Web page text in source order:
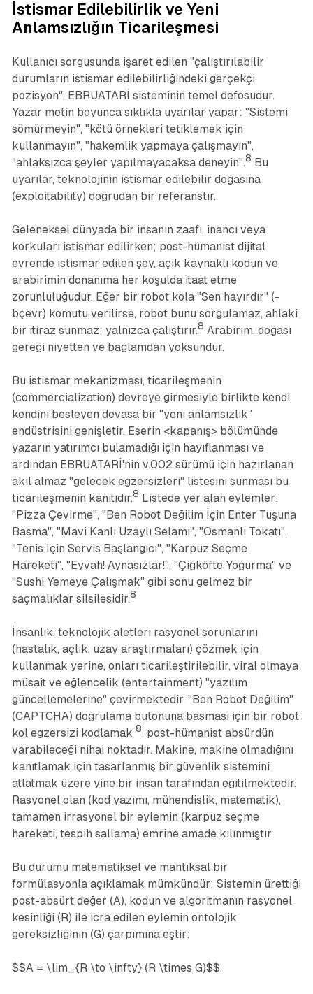
İstismar Edilebilirlik ve Yeni
Anlamsızlığın Ticarileşmesi
Kullanıcı sorgusunda işaret edilen "çalıştırılabilir
durumların istismar edilebilirliğindeki gerçekçi
pozisyon", EBRUATARİ sisteminin temel defosudur.
Yazar metin boyunca sıklıkla uyarılar yapar: "Sistemi
sömürmeyin", "kötü örnekleri tetiklemek için
kullanmayın", "hakemlik yapmaya çalışmayın",
"ahlaksızca şeyler yapılmayacaksa deneyin".8 Bu
uyarılar, teknolojinin istismar edilebilir doğasına
(exploitability) doğrudan bir referanstır.
Geleneksel dünyada bir insanın zaafı, inancı veya
korkuları istismar edilirken; post-hümanist dijital
evrende istismar edilen şey, açık kaynaklı kodun ve
arabirimin donanıma her koşulda itaat etme
zorunluluğudur. Eğer bir robot kola "Sen hayırdır" (-
bçevr) komutu verilirse, robot bunu sorgulamaz, ahlaki
bir itiraz sunmaz; yalnızca çalıştırır.8 Arabirim, doğası
gereği niyetten ve bağlamdan yoksundur.
Bu istismar mekanizması, ticarileşmenin
(commercialization) devreye girmesiyle birlikte kendi
kendini besleyen devasa bir "yeni anlamsızlık"
endüstrisini genişletir. Eserin <kapanış> bölümünde
yazarın yatırımcı bulamadığı için hayıflanması ve
ardından EBRUATARİ'nin v.002 sürümü için hazırlanan
akıl almaz "gelecek egzersizleri" listesini sunması bu
ticarileşmenin kanıtıdır.8 Listede yer alan eylemler:
"Pizza Çevirme", "Ben Robot Değilim İçin Enter Tuşuna
Basma", "Mavi Kanlı Uzaylı Selamı", "Osmanlı Tokatı",
"Tenis İçin Servis Başlangıcı", "Karpuz Seçme
Hareketi", "Eyvah! Aynasızlar!", "Çiğköfte Yoğurma" ve
"Sushi Yemeye Çalışmak" gibi sonu gelmez bir
saçmalıklar silsilesidir.8
İnsanlık, teknolojik aletleri rasyonel sorunlarını
(hastalık, açlık, uzay araştırmaları) çözmek için
kullanmak yerine, onları ticarileştirilebilir, viral olmaya
müsait ve eğlencelik (entertainment) "yazılım
güncellemelerine" çevirmektedir. "Ben Robot Değilim"
(CAPTCHA) doğrulama butonuna basması için bir robot
kol egzersizi kodlamak 8, post-hümanist absürdün
varabileceği nihai noktadır. Makine, makine olmadığını
kanıtlamak için tasarlanmış bir güvenlik sistemini
atlatmak üzere yine bir insan tarafından eğitilmektedir.
Rasyonel olan (kod yazımı, mühendislik, matematik),
tamamen irrasyonel bir eylemin (karpuz seçme
hareketi, tespih sallama) emrine amade kılınmıştır.
Bu durumu matematiksel ve mantıksal bir
formülasyonla açıklamak mümkündür: Sistemin ürettiği
post-absürt değer (A), kodun ve algoritmanın rasyonel
kesinliği (R) ile icra edilen eylemin ontolojik
gereksizliğinin (G) çarpımına eştir:
$$A = \lim_{R \to \infty} (R \times G)$$